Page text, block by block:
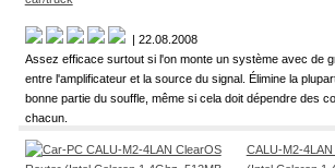
| 22.08.2008
Assez efficace surtout si l'on monte un système avec de
entre l'amplificateur et la source du signal. Élimine la
bonne partie du souffle, même si cela doit dépendre des
chacun.
CALU-M2-